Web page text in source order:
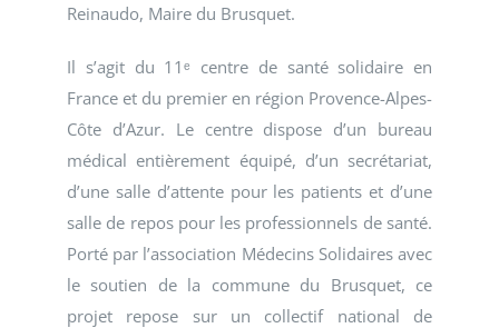
Reinaudo, Maire du Brusquet.
Il s’agit du 11ᵉ centre de santé solidaire en
France et du premier en région Provence-Alpes-
Côte d’Azur. Le centre dispose d’un bureau
médical entièrement équipé, d’un secrétariat,
d’une salle d’attente pour les patients et d’une
salle de repos pour les professionnels de santé.
Porté par l’association Médecins Solidaires avec
le soutien de la commune du Brusquet, ce
projet repose sur un collectif national de